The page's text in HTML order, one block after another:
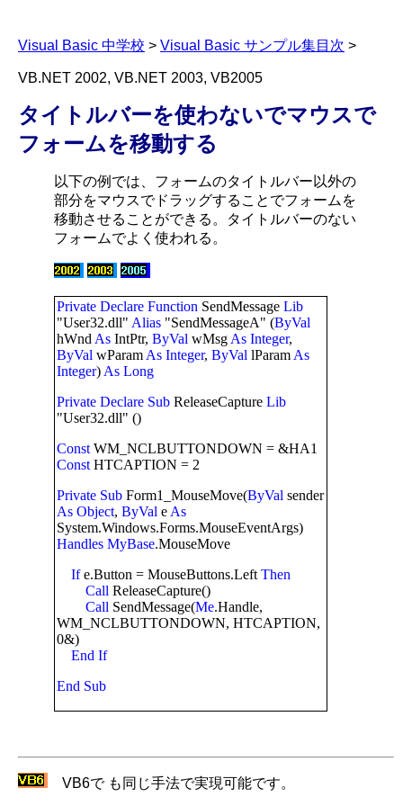
Visual Basic 中学校 > Visual Basic サンプル集目次 >
VB.NET 2002, VB.NET 2003, VB2005
タイトルバーを使わないでマウスで
フォームを移動する
以下の例では、フォームのタイトルバー以外の
部分をマウスでドラッグすることでフォームを
移動させることができる。タイトルバーのない
フォームでよく使われる。
Private Declare Function SendMessage Lib
"User32.dll" Alias "SendMessageA" (ByVal
hWnd As IntPtr, ByVal wMsg As Integer,
ByVal wParam As Integer, ByVal lParam As
Integer) As Long
Private Declare Sub ReleaseCapture Lib
"User32.dll" ()
Const WM_NCLBUTTONDOWN = &HA1
Const HTCAPTION = 2
Private Sub Form1_MouseMove(ByVal sender
As Object, ByVal e As
System.Windows.Forms.MouseEventArgs)
Handles MyBase.MouseMove
Ife.Button = MouseButtons.Left Then
Call ReleaseCapture()
Call SendMessage(Me.Handle,
WM_NCLBUTTONDOWN, HTCAPTION,
0&)
End If
End Sub
VB6で も同じ手法で実現可能です。